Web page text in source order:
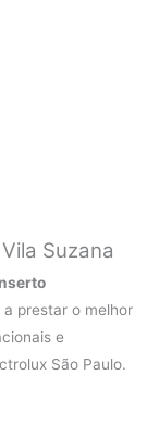
Vila Suzana
prestar o melhor
e
São Paulo.